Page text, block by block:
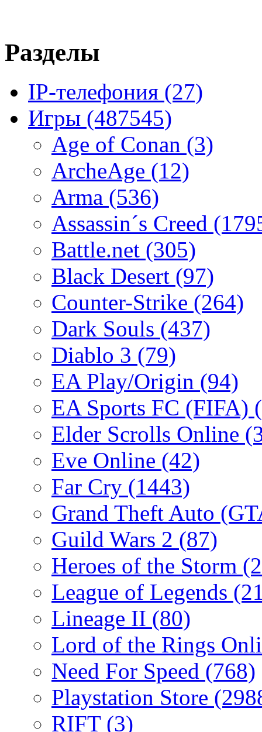
Разделы
IP-телефония (27)
Игры (487545)
Age of Conan (3)
ArcheAge (12)
Arma (536)
Assassin´s Creed
Battle.net (305)
Black Desert (97)
Counter-Strike (264)
Dark Souls (437)
Diablo 3 (79)
EA Play/Origin (94)
EA Sports FC (FIFA)
Elder Scrolls Online
Eve Online (42)
Far Cry (1443)
Grand Theft Auto
Guild Wars 2 (87)
Heroes of the Storm
League of Legends
Lineage II (80)
Lord of the Rings
Need For Speed (768)
Playstation Store
RIFT (3)